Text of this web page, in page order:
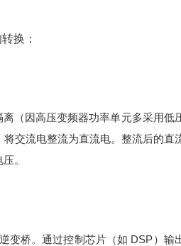
换：
（因高压变频器功率单元多采用低
交流电整流为直流电。 整流后的直
。
变桥。通过控制芯片（如 DSP）输